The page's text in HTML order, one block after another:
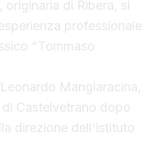
originaria di Ribera, si
professionale
"Tommaso
Mangiaracina,
Castelvetrano dopo
direzione dell'istituto